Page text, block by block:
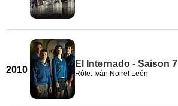
2010
El Internado - Saison 7
Rôle: Iván Noiret León